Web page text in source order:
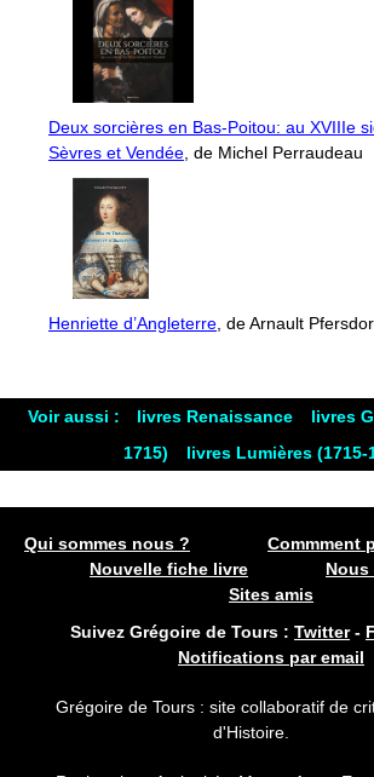
Deux sorcières en Bas-Poitou: au XVIIIe
Sèvres et Vendée , de Michel Perraudeau
Henriette d’Angleterre , de Arnault
Voir aussi : livres Renaissance
livres
1715)
livres Lumières (1715-
Qui sommes nous ?
Commment
Nouvelle fiche livre
Sites amis
Suivez Grégoire de Tours : Twitter-
Notifications par email
Grégoire de Tours : site collaboratif de
d'Histoire.